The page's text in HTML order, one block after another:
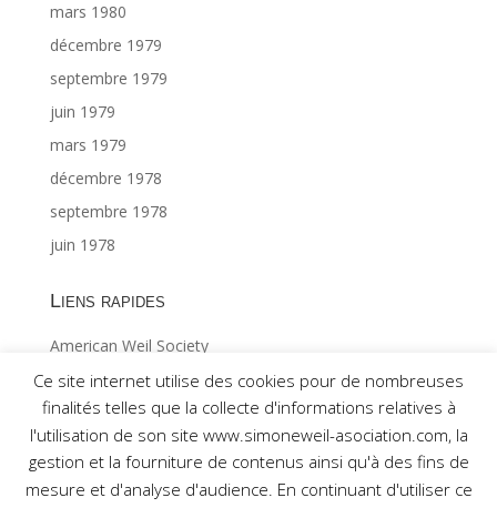
mars 1980
décembre 1979
septembre 1979
juin 1979
mars 1979
décembre 1978
septembre 1978
juin 1978
Liens rapides
American Weil Society
Index général ©Gabriël MAES 1/2
Index général ©Gabriël MAES 2/2
Ce site internet utilise des cookies pour de nombreuses
finalités telles que la collecte d'informations relatives à
l'utilisation de son site www.simoneweil-asociation.com, la
gestion et la fourniture de contenus ainsi qu'à des fins de
mesure et d'analyse d'audience. En continuant d'utiliser ce